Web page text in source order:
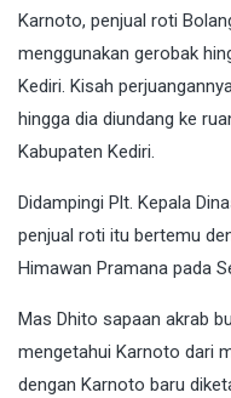
Karnoto, penjual roti
menggunakan gerobak
Kediri. Kisah
hingga dia diundang ke
Kabupaten Kediri.
Didampingi Plt. Kepala
penjual roti itu bertemu
Himawan Pramana pada
Mas Dhito sapaan akrab
mengetahui Karnoto dari
dengan Karnoto baru